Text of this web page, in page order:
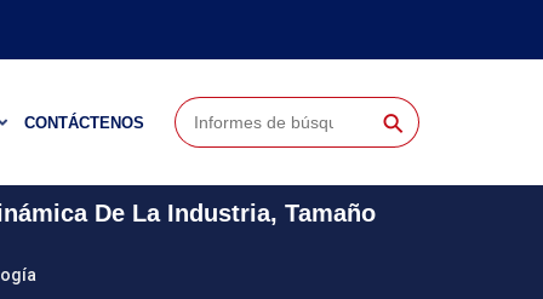
CONTÁCTENOS ⚲
De La Industria, Tamaño